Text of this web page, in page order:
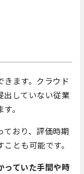
きます。クラウド
出していない従業
。
おり、評価時期
とも可能です。
っていた手間や時